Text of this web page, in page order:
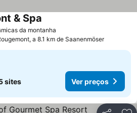
da montanha
& Spa
a 8.1 km de Saanenmöser
sites Ver preços